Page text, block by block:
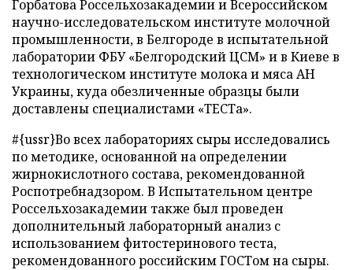
Горбатова Россельхозакадемии и Всероссийском
научно-исследовательском институте молочной
промышленности, в Белгороде в испытательной
лаборатории ФБУ «Белгородский ЦСМ» и в Киеве в
технологическом институте молока и мяса АН
Украины, куда обезличенные образцы были
доставлены специалистами «ТЕСТа».
#{ussr}Во всех лабораториях сыры исследовались
по методике, основанной на определении
жирнокислотного состава, рекомендованной
Роспотребнадзором. В Испытательном центре
Россельхозакадемии также был проведен
дополнительный лабораторный анализ с
использованием фитостеринового теста,
рекомендованного российским ГОСТом на сыры.